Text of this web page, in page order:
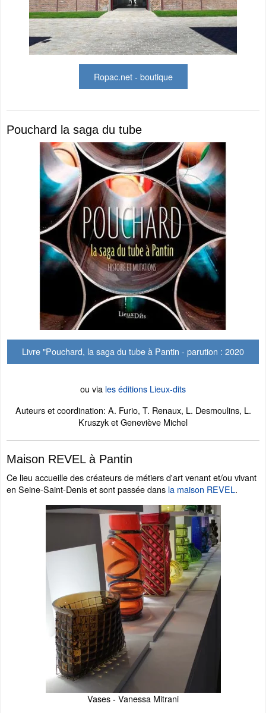
Ropac.net - boutique
Pouchard la saga du tube
Livre "Pouchard, la saga du tube à Pantin - parution : 2020
ou via les éditions Lieux-dits
Auteurs et coordination: A. Furio, T. Renaux, L. Desmoulins, L.
Kruszyk et Geneviève Michel
Maison REVEL à Pantin
Ce lieu accueille des créateurs de métiers d'art venant et/ou vivant
en Seine-Saint-Denis et sont passée dans la maison REVEL.
Vases - Vanessa Mitrani